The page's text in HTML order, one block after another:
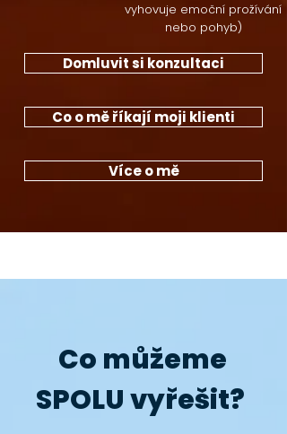
vyhovuje emoční prožívání
nebo pohyb)
Domluvit si konzultaci
Co o mě říkají moji klienti
Více o mě
Co můžeme
SPOLU vyřešit?